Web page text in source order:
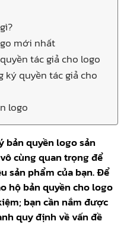
mới nhất
tác giả cho logo
ký quyền tác giả cho
logo
bản quyền logo sản
cùng quan trọng để
sản phẩm của bạn. Để
hộ bản quyền cho logo
bạn cần nắm được
quy định về vấn đề